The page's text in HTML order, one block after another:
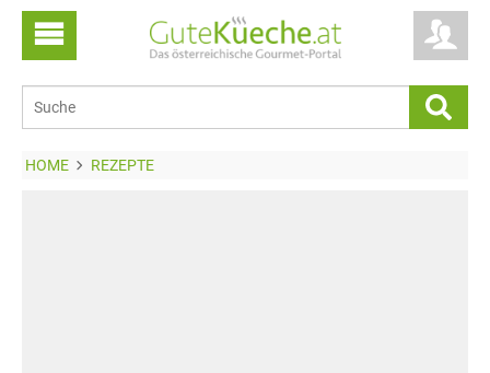
HOME REZEPTE